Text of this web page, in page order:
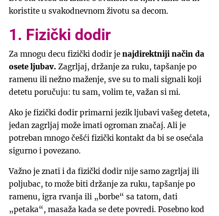
koristite u svakodnevnom životu sa decom.
1. Fizički dodir
Za mnogu decu fizički dodir je najdirektniji način da
osete ljubav. Zagrljaj, držanje za ruku, tapšanje po
ramenu ili nežno maženje, sve su to mali signali koji
detetu poručuju: tu sam, volim te, važan si mi.
Ako je fizički dodir primarni jezik ljubavi vašeg deteta,
jedan zagrljaj može imati ogroman značaj. Ali je
potreban mnogo češći fizički kontakt da bi se osećala
sigurno i povezano.
Važno je znati i da fizički dodir nije samo zagrljaj ili
poljubac, to može biti držanje za ruku, tapšanje po
ramenu, igra rvanja ili „borbe“ sa tatom, dati
„petaka“, masaža kada se dete povredi. Posebno kod